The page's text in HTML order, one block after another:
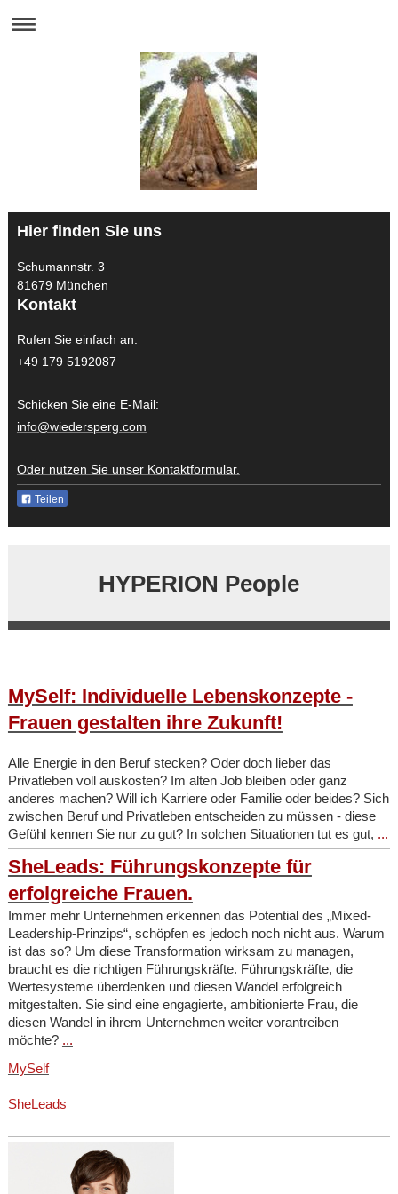
Hier finden Sie uns
Schumannstr. 3
81679 München
Kontakt
Rufen Sie einfach an:
+49 179 5192087
Schicken Sie eine E-Mail:
info@wiedersperg.com
Oder nutzen Sie unser Kontaktformular.
Teilen
HYPERION People
MySelf: Individuelle Lebenskonzepte -
Frauen gestalten ihre Zukunft!
Alle Energie in den Beruf stecken? Oder doch lieber das
Privatleben voll auskosten? Im alten Job bleiben oder ganz
anderes machen? Will ich Karriere oder Familie oder beides? Sich
zwischen Beruf und Privatleben entscheiden zu müssen - diese
Gefühl kennen Sie nur zu gut? In solchen Situationen tut es gut, ...
SheLeads: Führungskonzepte für
erfolgreiche Frauen.
Immer mehr Unternehmen erkennen das Potential des „Mixed-
Leadership-Prinzips“, schöpfen es jedoch noch nicht aus. Warum
ist das so? Um diese Transformation wirksam zu managen,
braucht es die richtigen Führungskräfte. Führungskräfte, die
Wertesysteme überdenken und diesen Wandel erfolgreich
mitgestalten. Sie sind eine engagierte, ambitionierte Frau, die
diesen Wandel in ihrem Unternehmen weiter vorantreiben
möchte? ...
MySelf
SheLeads